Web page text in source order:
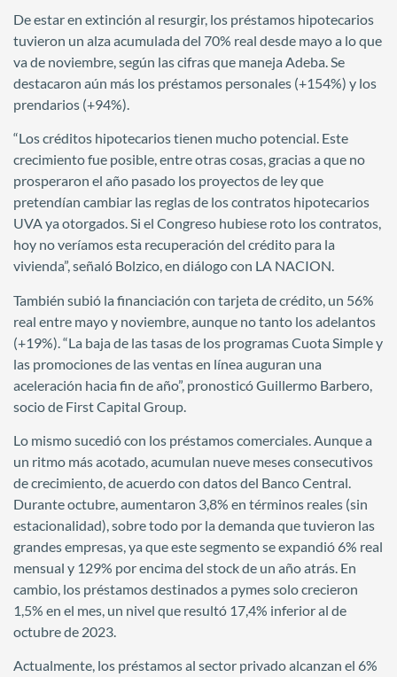
De estar en extinción al resurgir, los préstamos hipotecarios
tuvieron un alza acumulada del 70% real desde mayo a lo que
va de noviembre, según las cifras que maneja Adeba. Se
destacaron aún más los préstamos personales (+154%) y los
prendarios (+94%).
“Los créditos hipotecarios tienen mucho potencial. Este
crecimiento fue posible, entre otras cosas, gracias a que no
prosperaron el año pasado los proyectos de ley que
pretendían cambiar las reglas de los contratos hipotecarios
UVA ya otorgados. Si el Congreso hubiese roto los contratos,
hoy no veríamos esta recuperación del crédito para la
vivienda”, señaló Bolzico, en diálogo con LA NACION.
También subió la financiación con tarjeta de crédito, un 56%
real entre mayo y noviembre, aunque no tanto los adelantos
(+19%). “La baja de las tasas de los programas Cuota Simple y
las promociones de las ventas en línea auguran una
aceleración hacia fin de año”, pronosticó Guillermo Barbero,
socio de First Capital Group.
Lo mismo sucedió con los préstamos comerciales. Aunque a
un ritmo más acotado, acumulan nueve meses consecutivos
de crecimiento, de acuerdo con datos del Banco Central.
Durante octubre, aumentaron 3,8% en términos reales (sin
estacionalidad), sobre todo por la demanda que tuvieron las
grandes empresas, ya que este segmento se expandió 6% real
mensual y 129% por encima del stock de un año atrás. En
cambio, los préstamos destinados a pymes solo crecieron
1,5% en el mes, un nivel que resultó 17,4% inferior al de
octubre de 2023.
Actualmente, los préstamos al sector privado alcanzan el 6%